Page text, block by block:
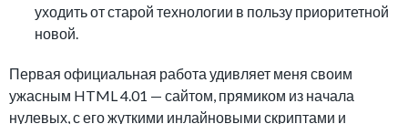
уходить от старой технологии в пользу приоритетной
новой.
Первая официальная работа удивляет меня своим
ужасным HTML 4.01 — сайтом, прямиком из начала
нулевых, с его жуткими инлайновыми скриптами и